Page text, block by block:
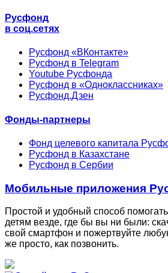
Русфонд
в соц.сетях
Русфонд «ВКонтакте»
Русфонд в Telegram
Youtube Русфонда
Русфонд в «Одноклассниках»
Русфонд.Дзен
Фонды-партнеры
Фонд целевого капитала
Русфонд в Казахстане
Русфонд в Сербии
Мобильные приложения
Простой и удобный способ
детям везде, где бы вы ни были:
свой смартфон и пожертвуйте
же просто, как позвонить.